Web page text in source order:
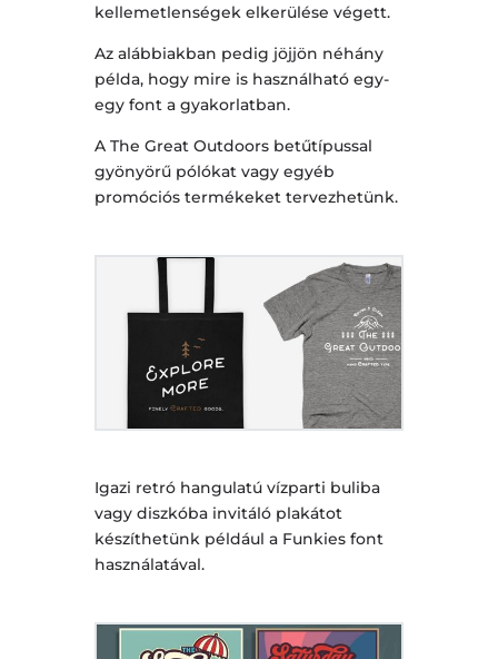
kellemetlenségek elkerülése végett.
Az alábbiakban pedig jöjjön néhány
példa, hogy mire is használható egy-
egy font a gyakorlatban.
A The Great Outdoors betűtípussal
gyönyörű pólókat vagy egyéb
promóciós termékeket tervezhetünk.
Igazi retró hangulatú vízparti buliba
vagy diszkóba invitáló plakátot
készíthetünk például a Funkies font
használatával.